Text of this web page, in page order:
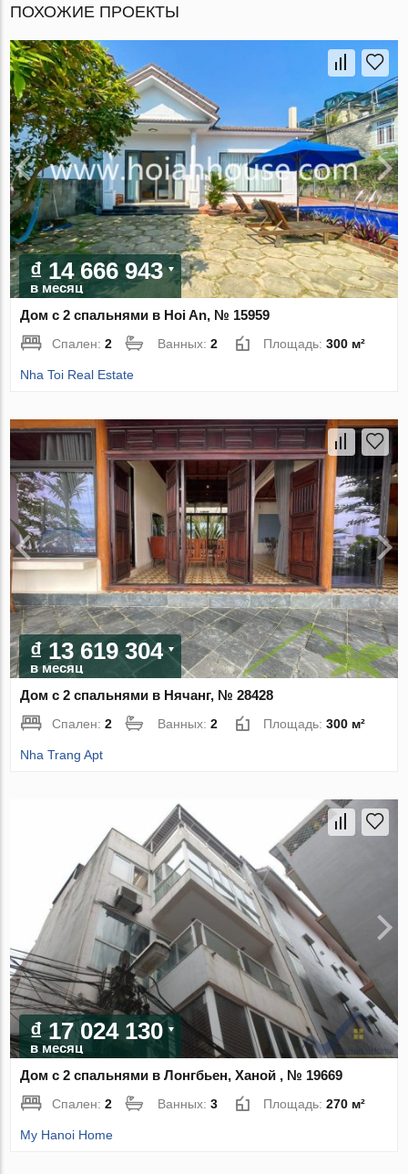
ПОХОЖИЕ ПРОЕКТЫ
₫ 14 666 943
в месяц
Дом с 2 спальнями в Hoi An, № 15959
Спален:2 Ванных:2 Площадь:300 м²
Nha Toi Real Estate
₫ 13 619 304
в месяц
Дом с 2 спальнями в Нячанг, № 28428
Спален:2 Ванных:2 Площадь:300 м²
Nha Trang Apt
₫ 17 024 130
в месяц
Дом с 2 спальнями в Лонгбьен, Ханой , № 19669
Спален:2 Ванных:3 Площадь:270 м²
My Hanoi Home